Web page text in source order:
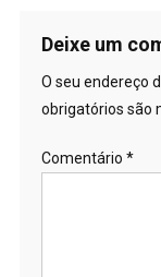
Post
Deixe um
O seu endereço
obrigatórios são
Comentário *